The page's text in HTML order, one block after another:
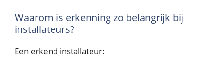
Waarom is erkenning zo belangrijk bij
installateurs?
Een erkend installateur: